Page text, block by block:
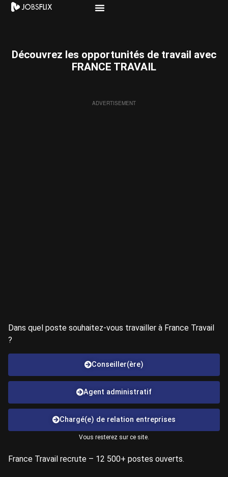
Découvrez les opportunités de travail avec
FRANCE TRAVAIL
ADVERTISEMENT
Dans quel poste souhaitez-vous travailler à France Travail
?
Conseiller(ère)
Agent administratif
Chargé(e) de relation entreprises
Vous resterez sur ce site.
France Travail recrute – 12 500+ postes ouverts.